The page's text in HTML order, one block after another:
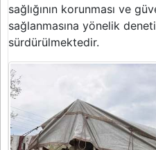
sağlığının korunması ve
sağlanmasına yönelik
sürdürülmektedir.